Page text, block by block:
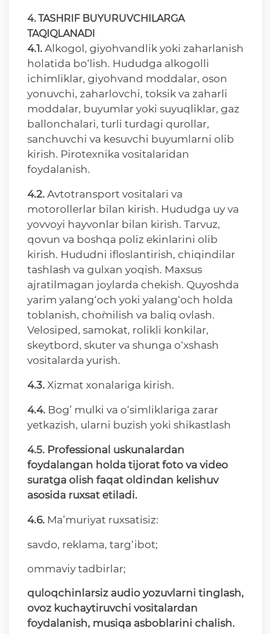
4. TASHRIF BUYURUVCHILARGA
TAQIQLANADI
4.1. Alkogol, giyohvandlik yoki zaharlanish
holatida bo‘lish. Hududga alkogolli
ichimliklar, giyohvand moddalar, oson
yonuvchi, zaharlovchi, toksik va zaharli
moddalar, buyumlar yoki suyuqliklar, gaz
ballonchalari, turli turdagi qurollar,
sanchuvchi va kesuvchi buyumlarni olib
kirish. Pirotexnika vositalaridan
foydalanish.
4.2. Avtotransport vositalari va
motorollerlar bilan kirish. Hududga uy va
yovvoyi hayvonlar bilan kirish. Tarvuz,
qovun va boshqa poliz ekinlarini olib
kirish. Hududni ifloslantirish, chiqindilar
tashlash va gulxan yoqish. Maxsus
ajratilmagan joylarda chekish. Quyoshda
yarim yalang‘och yoki yalang‘och holda
toblanish, cho`milish va baliq ovlash.
Velosiped, samokat, rolikli konkilar,
skeytbord, skuter va shunga o‘xshash
vositalarda yurish.
4.3. Xizmat xonalariga kirish.
4.4. Bog’ mulki va o‘simliklariga zarar
yetkazish, ularni buzish yoki shikastlash
4.5. Professional uskunalardan
foydalangan holda tijorat foto va video
suratga olish faqat oldindan kelishuv
asosida ruxsat etiladi.
4.6. Ma’muriyat ruxsatisiz:
savdo, reklama, targ‘ibot;
ommaviy tadbirlar;
quloqchinlarsiz audio yozuvlarni tinglash,
ovoz kuchaytiruvchi vositalardan
foydalanish, musiqa asboblarini chalish.